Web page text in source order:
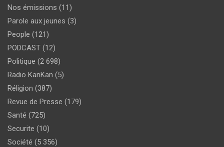
Nos émissions (11)
Parole aux jeunes (3)
People (121)
PODCAST (12)
Politique (2 698)
Radio KanKan (5)
Réligion (387)
Revue de Presse (179)
Santé (725)
Securite (10)
Société (5 356)